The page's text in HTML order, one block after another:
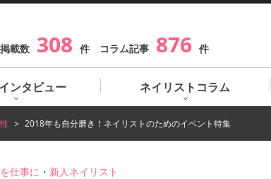
載数 308 件 コラム記事 876 件
ンタビュー ネイリストコラム
2018年も自分磨き！ネイリストのためのイベント特集
仕事に ・ 新人ネイリスト